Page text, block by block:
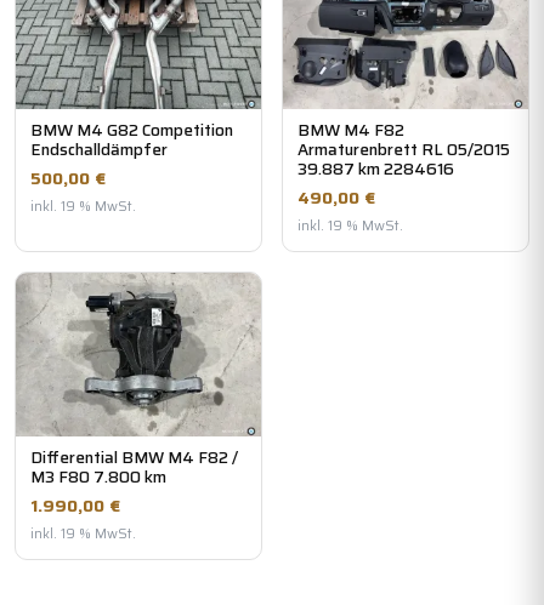
BMW M4 G82 Competition
Endschalldämpfer
500,00 €
inkl. 19 % MwSt.
BMW M4 F82
Armaturenbrett RL 05/2015
39.887 km 2284616
490,00 €
inkl. 19 % MwSt.
Differential BMW M4 F82 /
M3 F80 7.800 km
1.990,00 €
inkl. 19 % MwSt.